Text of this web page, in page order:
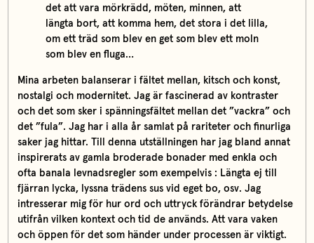
det att vara mörkrädd, möten, minnen, att
längta bort, att komma hem, det stora i det lilla,
om ett träd som blev en get som blev ett moln
som blev en fluga…
Mina arbeten balanserar i fältet mellan, kitsch och konst,
nostalgi och modernitet. Jag är fascinerad av kontraster
och det som sker i spänningsfältet mellan det ”vackra” och
det ”fula”. Jag har i alla år samlat på rariteter och finurliga
saker jag hittar. Till denna utställningen har jag bland annat
inspirerats av gamla broderade bonader med enkla och
ofta banala levnadsregler som exempelvis : Längta ej till
fjärran lycka, lyssna trädens sus vid eget bo, osv. Jag
intresserar mig för hur ord och uttryck förändrar betydelse
utifrån vilken kontext och tid de används. Att vara vaken
och öppen för det som händer under processen är viktigt.